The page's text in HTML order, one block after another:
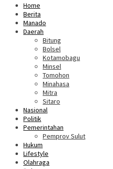
Home
Berita
Manado
Daerah
Bitung
Bolsel
Kotamobagu
Minsel
Tomohon
Minahasa
Mitra
Sitaro
Nasional
Politik
Pemerintahan
Pemprov Sulut
Hukum
Lifestyle
Olahraga